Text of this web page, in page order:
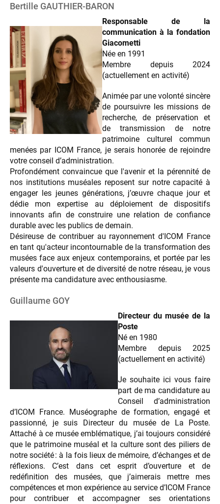
Bertille GAUTHIER-BARON
Responsable de la
communication à la fondation
Giacometti
Née en 1991
Membre depuis 2024
(actuellement en activité)
Animée par une volonté sincère
de poursuivre les missions de
recherche, de préservation et
de transmission de notre
patrimoine culturel commun
menées par ICOM France, je serais honorée de rejoindre
votre conseil d’administration.
Profondément convaincue que l'avenir et la pérennité de
nos institutions muséales reposent sur notre capacité à
engager les jeunes générations, j’œuvre chaque jour et
dédie mon expertise au déploiement de dispositifs
innovants afin de construire une relation de confiance
durable avec les publics de demain.
Désireuse de contribuer au rayonnement d'ICOM France
en tant qu'acteur incontournable de la transformation des
musées face aux enjeux contemporains, et portée par les
valeurs d'ouverture et de diversité de notre réseau, je vous
présente ma candidature avec enthousiasme.
Guillaume GOY
Directeur du musée de la
Poste
Né en 1980
Membre depuis 2025
(actuellement en activité)
Je souhaite ici vous faire
part de ma candidature au
Conseil d’administration
d’ICOM France. Muséographe de formation, engagé et
passionné, je suis Directeur du musée de La Poste.
Attaché à ce musée emblématique, j’ai toujours considéré
que le patrimoine muséal et la culture sont des piliers de
notre société : à la fois lieux de mémoire, d’échanges et de
réflexions. C’est dans cet esprit d’ouverture et de
redéfinition des musées, que j’aimerais mettre mes
compétences et mon expérience au service d’ICOM France
pour contribuer et accompagner ses orientations